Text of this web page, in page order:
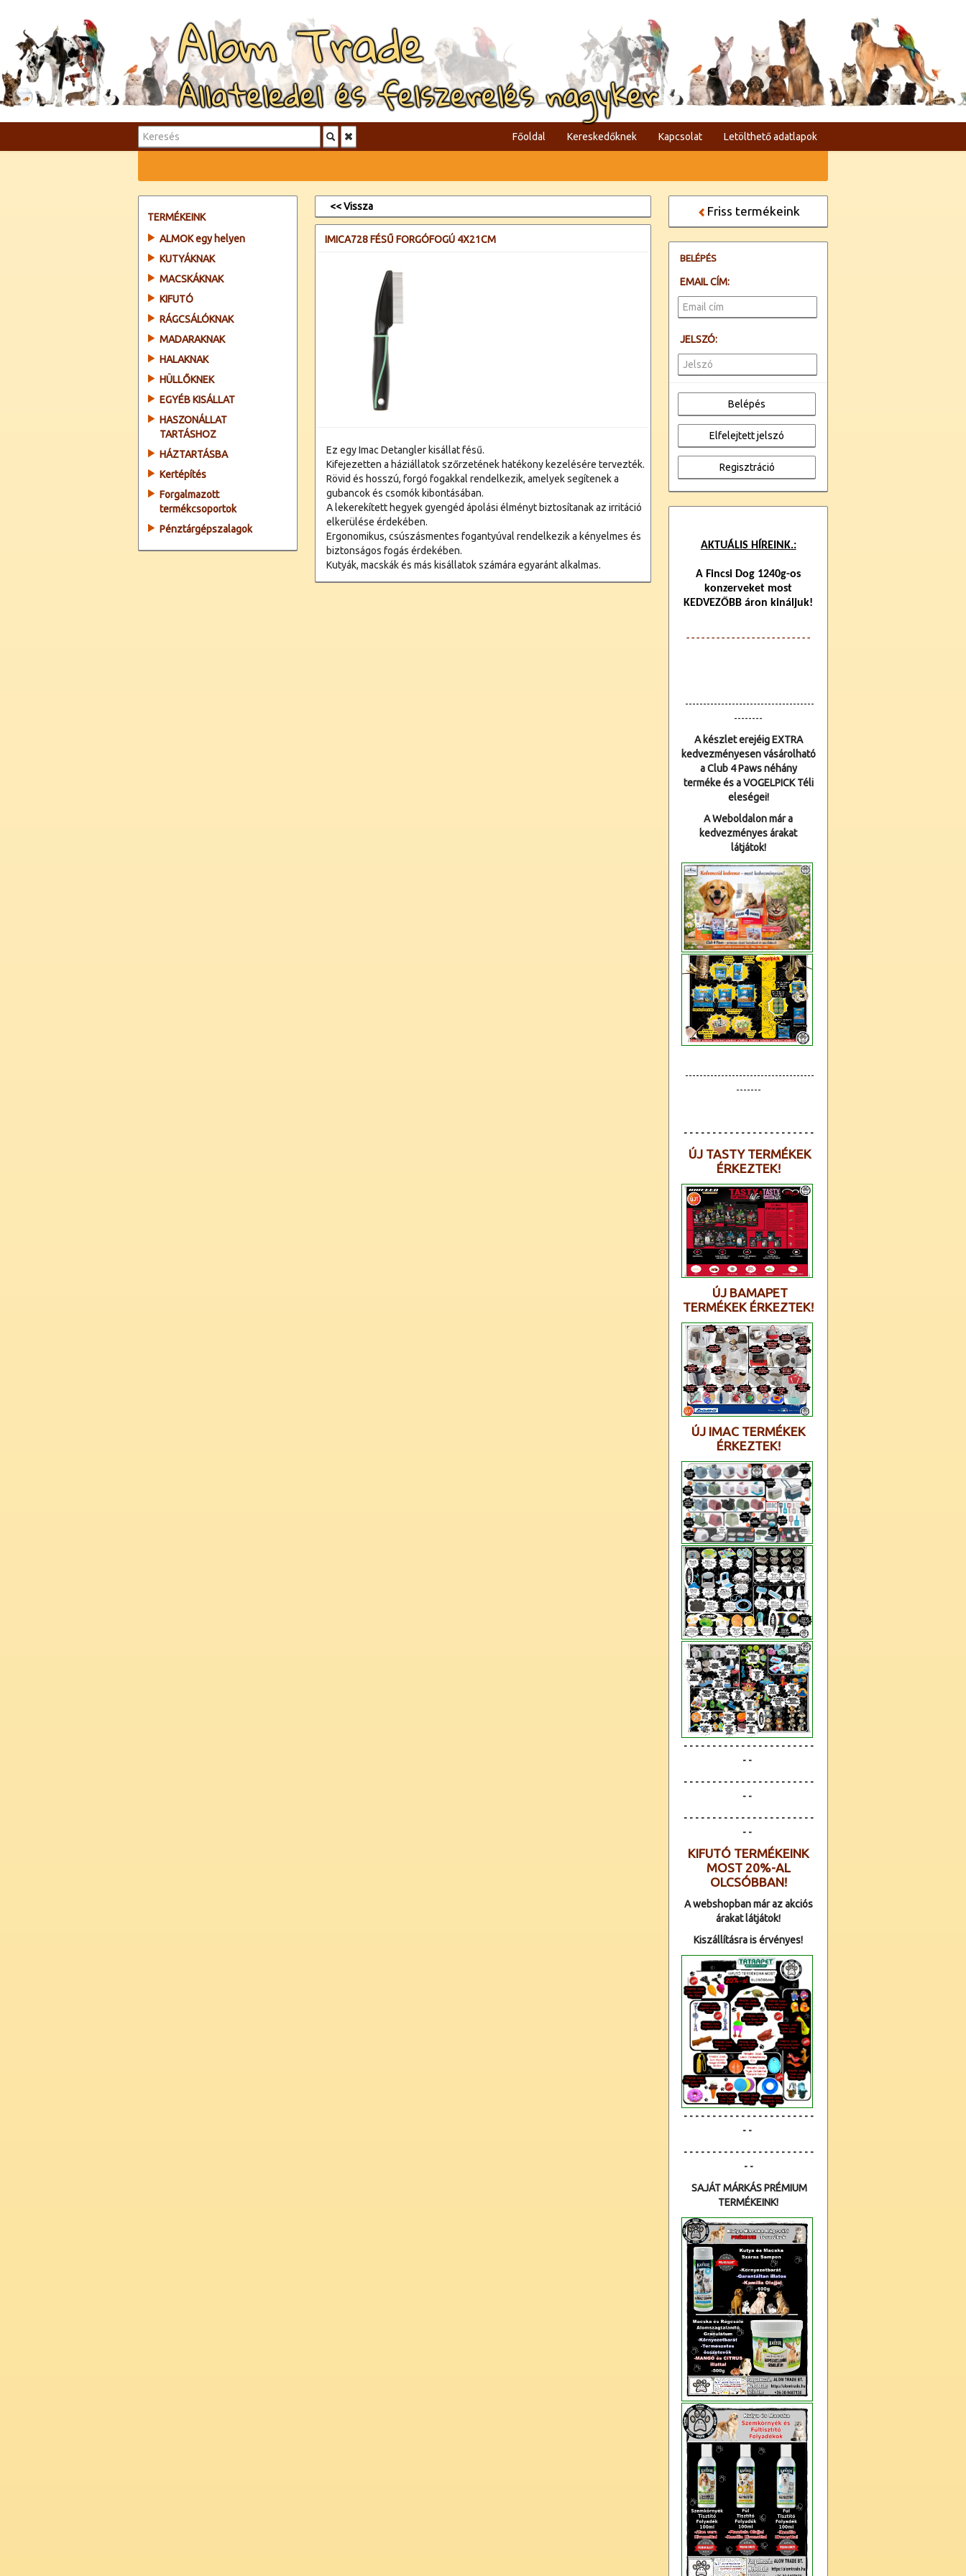
Alom Trade
Állateledel és felszerelés nagyker
Főoldal Kereskedőknek Kapcsolat Letölthető adatlapok
TERMÉKEINK
ALMOK egy helyen
KUTYÁKNAK
MACSKÁKNAK
KIFUTÓ
RÁGCSÁLÓKNAK
MADARAKNAK
HALAKNAK
HÜLLŐKNEK
EGYÉB KISÁLLAT
HASZONÁLLAT
TARTÁSHOZ
HÁZTARTÁSBA
Kertépítés
Forgalmazott
termékcsoportok
Pénztárgépszalagok
<< Vissza
IMICA728 FÉSŰ FORGÓFOGÚ 4X21CM
Ez egy Imac Detangler kisállat fésű.
Kifejezetten a háziállatok szőrzetének hatékony kezelésére tervezték.
Rövid és hosszú, forgó fogakkal rendelkezik, amelyek segítenek a
gubancok és csomók kibontásában.
A lekerekített hegyek gyengéd ápolási élményt biztosítanak az irritáció
elkerülése érdekében.
Ergonomikus, csúszásmentes fogantyúval rendelkezik a kényelmes és
biztonságos fogás érdekében.
Kutyák, macskák és más kisállatok számára egyaránt alkalmas.
Friss termékeink
BELÉPÉS
EMAIL CÍM:
JELSZÓ:
AKTUÁLIS HÍREINK.:
A Fincsi Dog 1240g-os
konzerveket most
KEDVEZŐBB áron kináljuk!
- - - - - - - - - - - - -- - - - - - - - - - - -
------------------------------------
--------
A készlet erejéig EXTRA
kedvezményesen vásárolható
a Club 4 Paws néhány
terméke és a VOGELPICK Téli
eleségei!
A Weboldalon már a
kedvezményes árakat
látjátok!
------------------------------------
-------
- - - - - - - - - - - - - - - - - - - - - - -
ÚJ TASTY TERMÉKEK
ÉRKEZTEK!
ÚJ BAMAPET
TERMÉKEK ÉRKEZTEK!
ÚJ IMAC TERMÉKEK
ÉRKEZTEK!
- - - - - - - - - - - - - - - - - - - - - - -
- -
- - - - - - - - - - - - - - - - - - - - - - -
- -
- - - - - - - - - - - - - - - - - - - - - - -
- -
KIFUTÓ TERMÉKEINK
MOST 20%-AL
OLCSÓBBAN!
A webshopban már az akciós
árakat látjátok!
Kiszállításra is érvényes!
- - - - - - - - - - - - - - - - - - - - - - -
- -
- - - - - - - - - - - - - - - - - - - - - - -
- -
SAJÁT MÁRKÁS PRÉMIUM
TERMÉKEINK!